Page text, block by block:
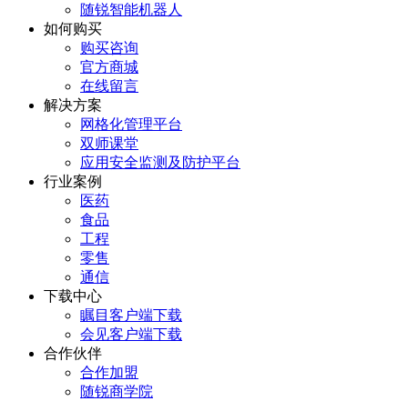
随锐智能机器人
如何购买
购买咨询
官方商城
在线留言
解决方案
网格化管理平台
双师课堂
应用安全监测及防护平台
行业案例
医药
食品
工程
零售
通信
下载中心
瞩目客户端下载
会见客户端下载
合作伙伴
合作加盟
随锐商学院